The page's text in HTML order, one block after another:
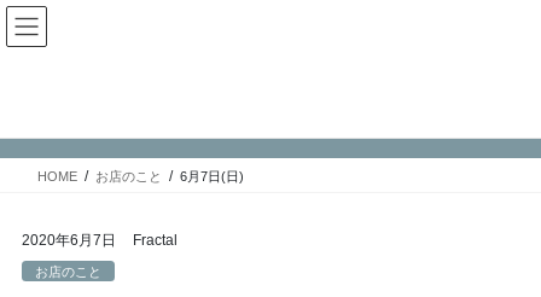
コ
ン
へ
ス
ナ
ビ
ョ
ン
HOME お店のこと 6月7日(日)
2020年6月7日 Fractal
お店のこと